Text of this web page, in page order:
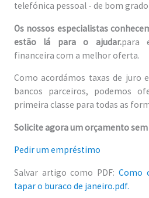
telefónica pessoal - de bom grado
Os nossos especialistas
estão lá para o ajudar.para
financeira com a melhor oferta.
Como acordámos taxas de juro
bancos parceiros, podemos
primeira classe para todas as
Solicite agora um orçamento
Pedir um empréstimo
Salvar artigo como PDF: Como
tapar o buraco de janeiro.pdf.